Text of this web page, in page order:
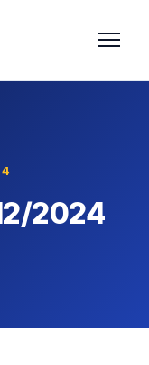
2024